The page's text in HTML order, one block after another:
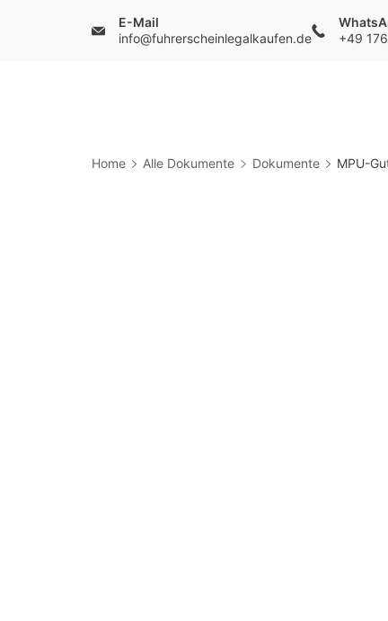
E-Mail
info@fuhrerscheinlegalkaufen.de
+49
Kaufen
Home Alle Dokumente Dokumente MPU-